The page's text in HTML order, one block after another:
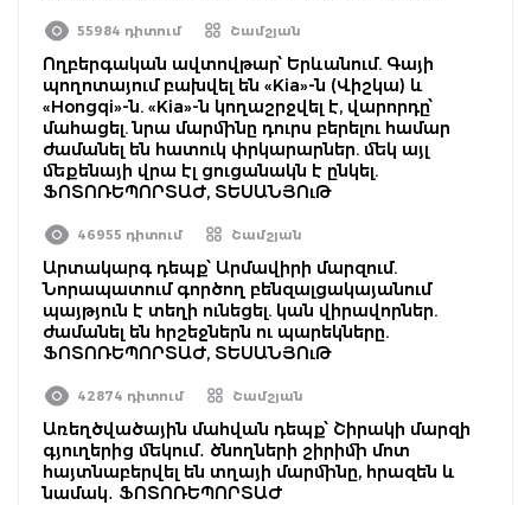
55984 դիտում Շամշյան
Ողբերգական ավտովթար՝ Երևանում. Գայի
պողոտայում բախվել են «Kia»-ն (Վիշկա) և
«Hongqi»-ն. «Kia»-ն կողաշրջվել է, վարորդը՝
մահացել. նրա մարմինը դուրս բերելու համար
ժամանել են հատուկ փրկարարներ. մեկ այլ
մեքենայի վրա էլ ցուցանակն է ընկել.
ՖՈՏՈՌԵՊՈՐՏԱԺ, ՏԵՍԱՆՅՈւԹ
46955 դիտում Շամշյան
Արտակարգ դեպք՝ Արմավիրի մարզում.
Նորապատում գործող բենզալցակայանում
պայթյուն է տեղի ունեցել. կան վիրավորներ.
ժամանել են հրշեջներն ու պարեկները.
ՖՈՏՈՌԵՊՈՐՏԱԺ, ՏԵՍԱՆՅՈւԹ
42874 դիտում Շամշյան
Առեղծվածային մահվան դեպք՝ Շիրակի մարզի
գյուղերից մեկում․ ծնողների շիրիմի մոտ
հայտնաբերվել են տղայի մարմինը, հրազեն և
նամակ․ ՖՈՏՈՌԵՊՈՐՏԱԺ